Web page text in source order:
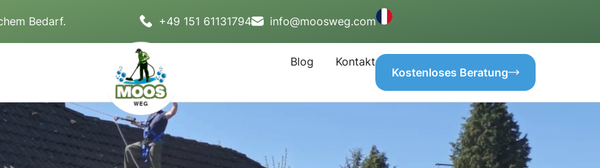
Bedarf. +49 151 61131794 info@moosweg.com
Blog
Kontakt
Kostenloses Beratung